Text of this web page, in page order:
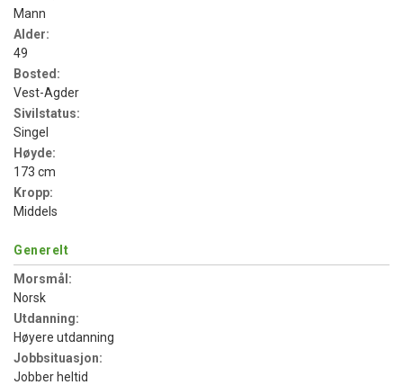
Mann
Alder:
49
Bosted:
Vest-Agder
Sivilstatus:
Singel
Høyde:
173 cm
Kropp:
Middels
Generelt
Morsmål:
Norsk
Utdanning:
Høyere utdanning
Jobbsituasjon:
Jobber heltid